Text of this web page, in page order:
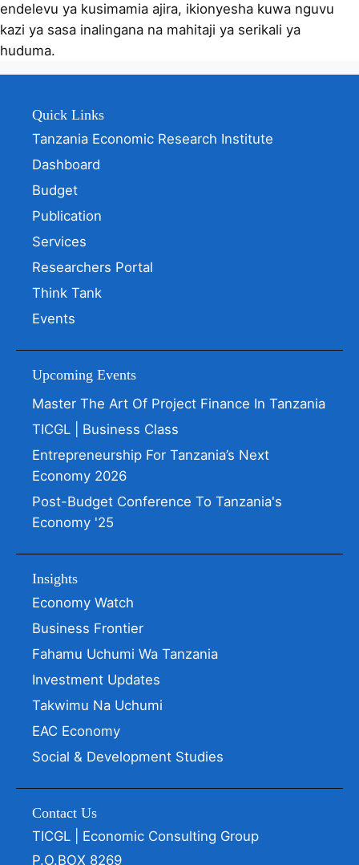
endelevu ya kusimamia ajira, ikionyesha kuwa nguvu
kazi ya sasa inalingana na mahitaji ya serikali ya
huduma.
Quick Links
Tanzania Economic Research Institute
Dashboard
Budget
Publication
Services
Researchers Portal
Think Tank
Events
Upcoming Events
Master The Art Of Project Finance In Tanzania
TICGL | Business Class
Entrepreneurship For Tanzania’s Next
Economy 2026
Post-Budget Conference To Tanzania's
Economy '25
Insights
Economy Watch
Business Frontier
Fahamu Uchumi Wa Tanzania
Investment Updates
Takwimu Na Uchumi
EAC Economy
Social & Development Studies
Contact Us
TICGL | Economic Consulting Group
P.O.BOX 8269